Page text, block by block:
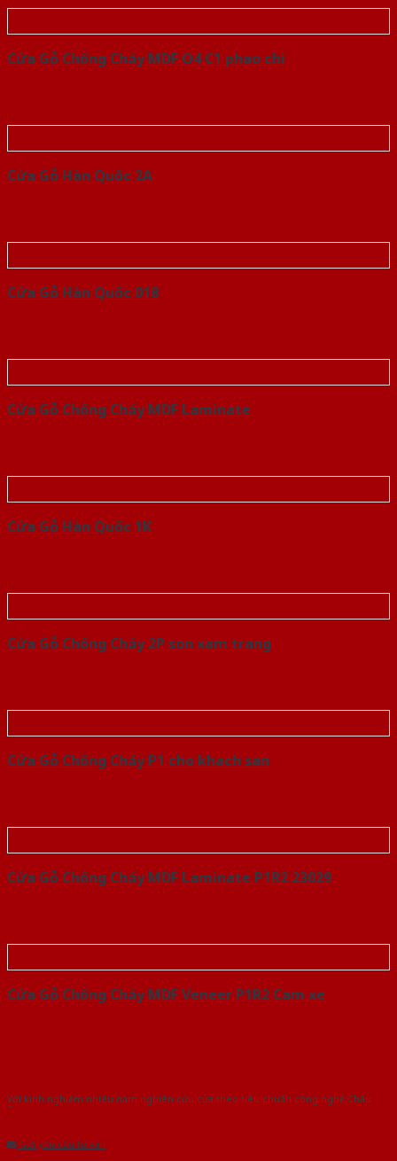
Cửa Gỗ Chống Cháy MDF O4 C1 phao chi
Cửa Gỗ Hàn Quốc 2A
Cửa Gỗ Hàn Quốc 018
Cửa Gỗ Chống Cháy MDF Laminate
Cửa Gỗ Hàn Quốc 1K
Cửa Gỗ Chống Cháy 2P son xam trang
Cửa Gỗ Chống Cháy P1 cho khach san
Cửa Gỗ Chống Cháy MDF Laminate P1R2 23029
Cửa Gỗ Chống Cháy MDF Veneer P1R2 Cam xe
Với kinh nghiệm nhiêu năm nghiên cứu cửa theo tiêu chuẩn công nghệ Châu
Âu.Chúng tôi tự tin là nhà sản xuất & cung cấp hàng đầu tại Việt Nam!
Gửi yêu cầu tư vấn